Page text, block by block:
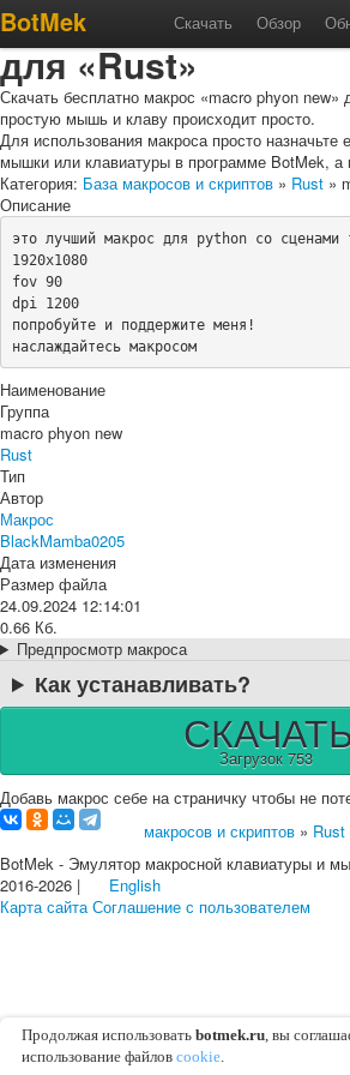
BotMek Скачать Обзор
Макрос «macro
для «Rust»
Скачать бесплатно макрос «macro phyon new»
простую мышь и клаву происходит просто.
Для использования макроса просто
мышки или клавиатуры в программе BotMek, а
Категория: База макросов и скриптов » Rust »
Описание
это лучший макрос для python со сценами
1920x1080
fov 90
dpi 1200
попробуйте и поддержите меня!
наслаждайтесь макросом
Наименование
Группа
macro phyon new
Rust
Тип
Автор
Макрос
BlackMamba0205
Дата изменения
Размер файла
24.09.2024 12:14:01
0.66 Кб.
Предпросмотр макроса
Как устанавливать?
Загрузок 753
Добавь макрос себе на страничку чтобы не
макросов и скриптов » Rust
BotMek - Эмулятор макросной клавиатуры и
2016-2026 |
English
Карта сайта Соглашение с пользователем